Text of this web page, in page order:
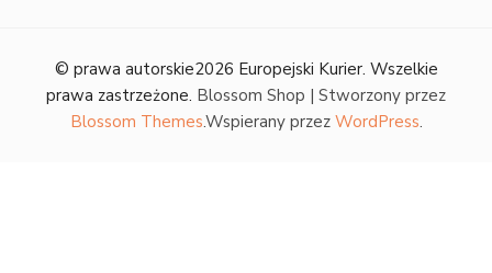
© prawa autorskie2026 Europejski Kurier. Wszelkie
prawa zastrzeżone. Blossom Shop | Stworzony przez
Blossom Themes.Wspierany przez WordPress.